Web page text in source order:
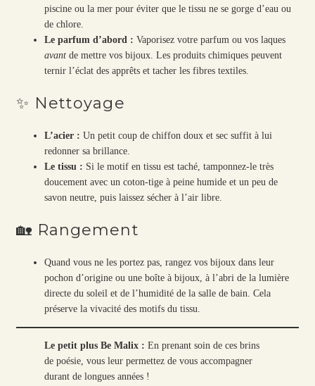
piscine ou la mer pour éviter que le tissu ne se gorge d’eau ou
de chlore.
Le parfum d’abord : Vaporisez votre parfum ou vos laques
avantde mettre vos bijoux. Les produits chimiques peuvent
ternir l’éclat des apprêts et tacher les fibres textiles.
✨ Nettoyage
L’acier : Un petit coup de chiffon doux et sec suffit à lui
redonner sa brillance.
Le tissu : Si le motif en tissu est taché, tamponnez-le très
doucement avec un coton-tige à peine humide et un peu de
savon neutre, puis laissez sécher à l’air libre.
🏡 Rangement
Quand vous ne les portez pas, rangez vos bijoux dans leur
pochon d’origine ou une boîte à bijoux, à l’abri de la lumière
directe du soleil et de l’humidité de la salle de bain. Cela
préserve la vivacité des motifs du tissu.
Le petit plus Be Malix : En prenant soin de ces brins
de poésie, vous leur permettez de vous accompagner
durant de longues années !